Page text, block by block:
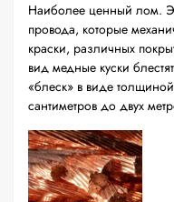
Наиболее ценный лом.
провода, которые
краски, различных
вид медные куски
«блеск» в виде
сантиметров до двух